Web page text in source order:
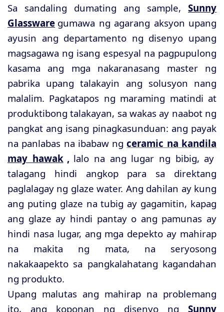
Sa sandaling dumating ang sample, Sunny
Glassware gumawa ng agarang aksyon upang
ayusin ang departamento ng disenyo upang
magsagawa ng isang espesyal na pagpupulong
kasama ang mga nakaranasang master ng
pabrika upang talakayin ang solusyon nang
malalim. Pagkatapos ng maraming matindi at
produktibong talakayan, sa wakas ay naabot ng
pangkat ang isang pinagkasunduan: ang payak
na panlabas na ibabaw ngceramic na kandila
may hawak , lalo na ang lugar ng bibig, ay
talagang hindi angkop para sa direktang
paglalagay ng glaze water. Ang dahilan ay kung
ang puting glaze na tubig ay gagamitin, kapag
ang glaze ay hindi pantay o ang pamunas ay
hindi nasa lugar, ang mga depekto ay mahirap
na makita ng mata, na seryosong
nakakaapekto sa pangkalahatang kagandahan
ng produkto.
Upang malutas ang mahirap na problemang
ito, ang koponan ng disenyo ng Sunny